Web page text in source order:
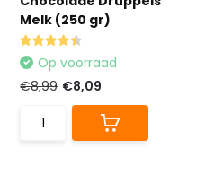
Melk (250 gr)
Op voorraad
€8,99 €8,09